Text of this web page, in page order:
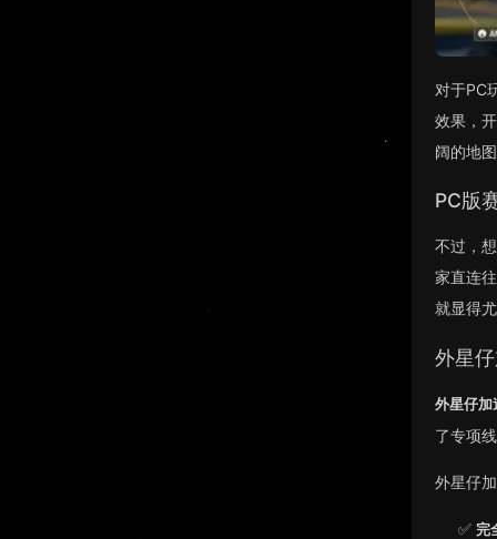
对于PC
效果，
阔的地
PC版
不过，
家直连
就显得
外星
外星仔加
了专项
外星仔
✅ 完